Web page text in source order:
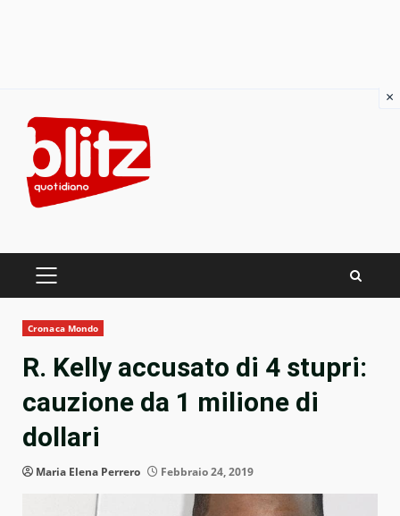
content
PRIMARY
Cronaca Mondo
R. Kelly accusato di 4 stupri:
cauzione da 1 milione di
dollari
Maria Elena Perrero Febbraio 24, 2019
×